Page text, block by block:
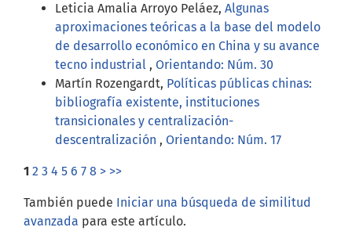
Leticia Amalia Arroyo Peláez, Algunas
aproximaciones teóricas a la base del modelo
de desarrollo económico en China y su avance
tecno industrial , Orientando: Núm. 30
Martín Rozengardt, Políticas públicas chinas:
bibliografía existente, instituciones
transicionales y centralización-
descentralización , Orientando: Núm. 17
1 2 3 4 5 6 7 8 > >>
También puede Iniciar una búsqueda de similitud
avanzada para este artículo.